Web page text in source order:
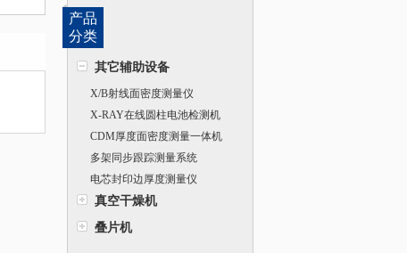
产品
分类
其它辅助设备
X/B射线面密度测量仪
X-RAY在线圆柱电池检测机
CDM厚度面密度测量一体机
多架同步跟踪测量系统
电芯封印边厚度测量仪
真空干燥机
叠片机